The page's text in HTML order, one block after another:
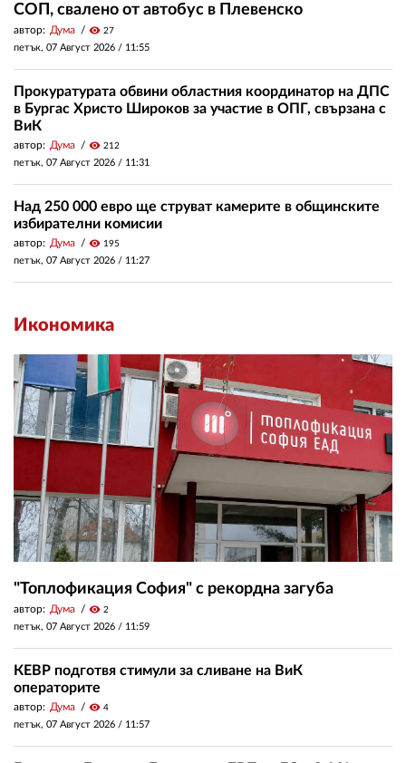
СОП, свалено от автобус в Плевенско
автор: Дума visibility 27
петък, 07 Август 2026 / 11:55
Прокуратурата обвини областния координатор на ДПС
в Бургас Христо Широков за участие в ОПГ, свързана с
ВиК
автор: Дума visibility 212
петък, 07 Август 2026 / 11:31
Над 250 000 евро ще струват камерите в общинските
избирателни комисии
автор: Дума visibility 195
петък, 07 Август 2026 / 11:27
Икономика
"Топлофикация София" с рекордна загуба
автор: Дума visibility 2
петък, 07 Август 2026 / 11:59
КЕВР подготвя стимули за сливане на ВиК
операторите
автор: Дума visibility 4
петък, 07 Август 2026 / 11:57